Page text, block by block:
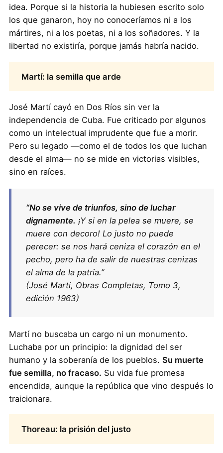
idea. Porque si la historia la hubiesen escrito solo
los que ganaron, hoy no conoceríamos ni a los
mártires, ni a los poetas, ni a los soñadores. Y la
libertad no existiría, porque jamás habría nacido.
Martí: la semilla que arde
José Martí cayó en Dos Ríos sin ver la
independencia de Cuba. Fue criticado por algunos
como un intelectual imprudente que fue a morir.
Pero su legado —como el de todos los que luchan
desde el alma— no se mide en victorias visibles,
sino en raíces.
“No se vive de triunfos, sino de luchar
dignamente. ¡Y si en la pelea se muere, se
muere con decoro! Lo justo no puede
perecer: se nos hará ceniza el corazón en el
pecho, pero ha de salir de nuestras cenizas
el alma de la patria.”
(José Martí, Obras Completas, Tomo 3,
edición 1963)
Martí no buscaba un cargo ni un monumento.
Luchaba por un principio: la dignidad del ser
humano y la soberanía de los pueblos. Su muerte
fue semilla, no fracaso. Su vida fue promesa
encendida, aunque la república que vino después lo
traicionara.
Thoreau: la prisión del justo